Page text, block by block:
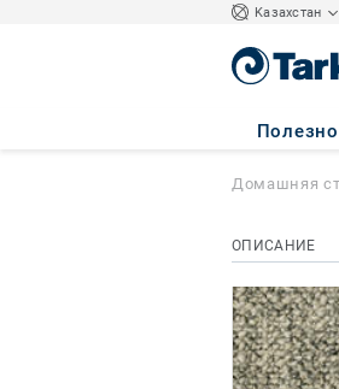
Kазахстан
Linon
Домашняя
ОПИСАНИЕ